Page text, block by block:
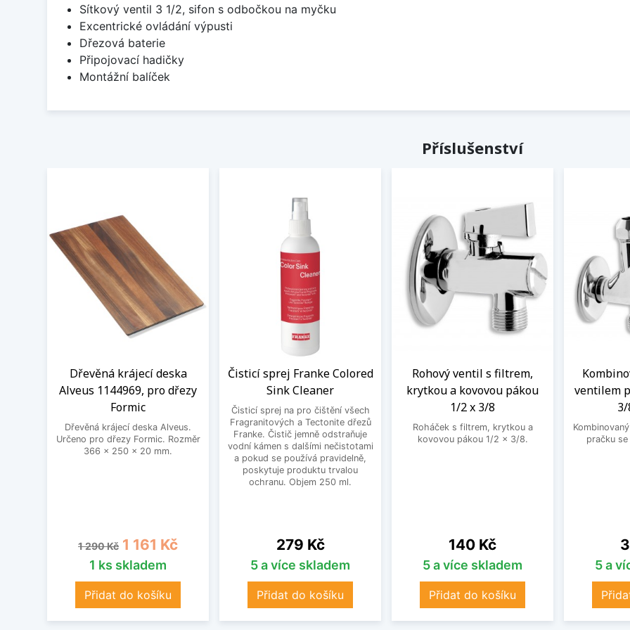
Sítkový ventil 3 1/2, sifon s odbočkou na myčku
Excentrické ovládání výpusti
Dřezová baterie
Připojovací hadičky
Montážní balíček
Příslušenství
Dřevěná krájecí deska
Alveus 1144969, pro dřezy
Formic
Dřevěná krájecí deska Alveus.
Určeno pro dřezy Formic. Rozměr
366 x 250 x 20 mm.
Běžná cena
1 290 Kč Cena
1 161 Kč
1 ks skladem
Přidat do košíku
Čisticí sprej Franke Colored
Sink Cleaner
Čisticí sprej na pro čištění všech
Fragranitových a Tectonite dřezů
Franke. Čistič jemně odstraňuje
vodní kámen s dalšími nečistotami
a pokud se používá pravidelně,
poskytuje produktu trvalou
ochranu. Objem 250 ml.
Cena
279 Kč
5 a více skladem
Přidat do košíku
Rohový ventil s filtrem,
krytkou a kovovou pákou
1/2 x 3/8
Roháček s filtrem, krytkou a
kovovou pákou 1/2 x 3/8.
Cena
140 Kč
5 a více skladem
Přidat do košíku
ventilem
pračku
5 a